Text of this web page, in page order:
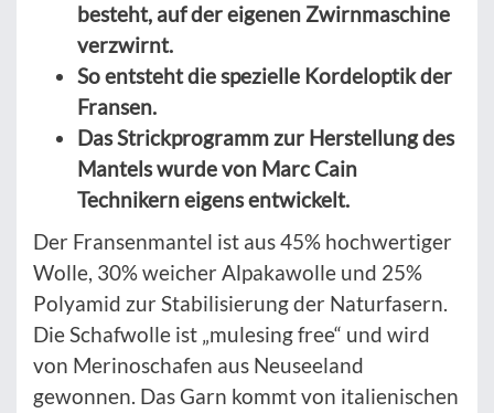
besteht, auf der eigenen Zwirnmaschine
verzwirnt.
So entsteht die spezielle Kordeloptik der
Fransen.
Das Strickprogramm zur Herstellung des
Mantels wurde von Marc Cain
Technikern eigens entwickelt.
Der Fransenmantel ist aus 45% hochwertiger
Wolle, 30% weicher Alpakawolle und 25%
Polyamid zur Stabilisierung der Naturfasern.
Die Schafwolle ist „mulesing free“ und wird
von Merinoschafen aus Neuseeland
gewonnen. Das Garn kommt von italienischen